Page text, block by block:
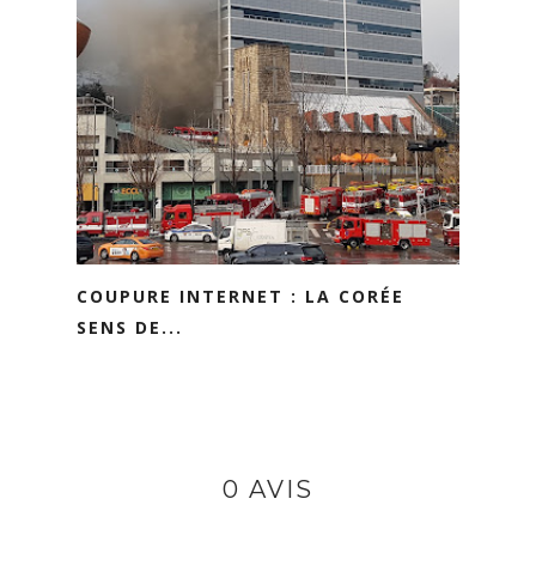
COUPURE INTERNET : LA CORÉE
SENS DE...
0 AVIS